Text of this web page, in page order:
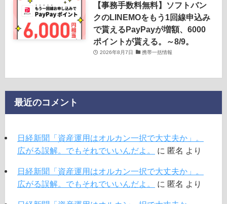
【事務手数料無料】ソフトバン
クのLINEMOをもう1回線申込み
で貰えるPayPayが増額、6000
ポイントが貰える。～8/9。
2026年8月7日 携帯一括情報
最近のコメント
日経新聞「資産運用はオルカン一択で大丈夫か」。
広がる誤解。でもそれでいいんだよ。
に 匿名 より
日経新聞「資産運用はオルカン一択で大丈夫か」。
広がる誤解。でもそれでいいんだよ。
に 匿名 より